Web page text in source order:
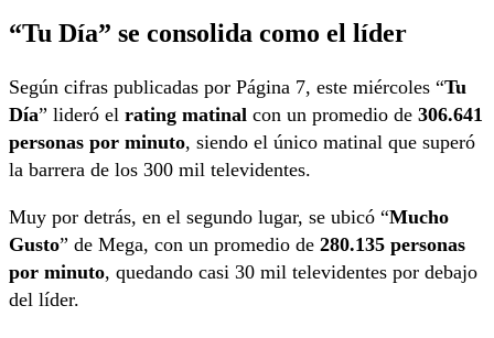
“Tu Día” se consolida como el líder
Según cifras publicadas por Página 7, este miércoles “Tu
Día” lideró el rating matinal con un promedio de 306.641
personas por minuto, siendo el único matinal que superó
la barrera de los 300 mil televidentes.
Muy por detrás, en el segundo lugar, se ubicó “Mucho
Gusto” de Mega, con un promedio de 280.135 personas
por minuto, quedando casi 30 mil televidentes por debajo
del líder.